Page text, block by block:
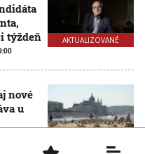
AKTUALIZOVANÉ
týždeň
nové
u